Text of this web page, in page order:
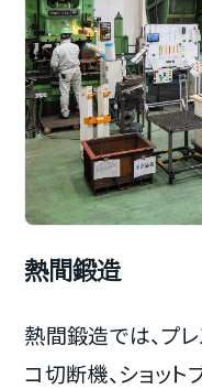
熱間鍛造
熱間鍛造では、プレ
コ切断機、ショット